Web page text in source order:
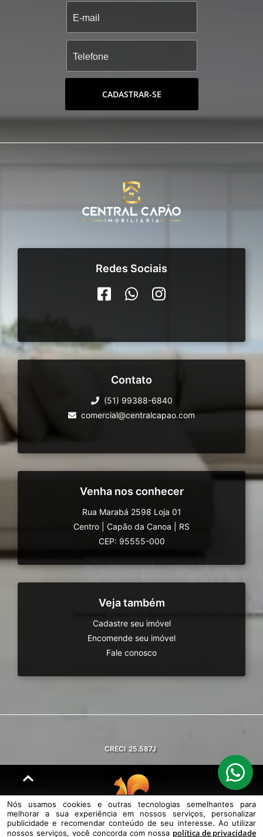
CADASTRAR-SE
Redes Sociais
Contato
(51) 99388-6840
comercial@centralcapao.com
Venha nos conhecer
Rua Marabá 2598 Loja 01
Centro
Capão da Canoa
RS
CEP: 95555-000
Veja também
Cadastre seu imóvel
Encomende seu imóvel
Fale conosco
CRECI 25.587J
© DESENVOLVIDO PELAAGIL.NET
Nós usamos cookies e outras tecnologias semelhantes para melhorar a
Nós usamos cookies e outras tecnologias semelhantes para
melhorar a sua experiência em nossos serviços, personalizar
publicidade e recomendar conteúdo de seu interesse. Ao utilizar
nossos serviços, você concorda com nossa política de privacidade